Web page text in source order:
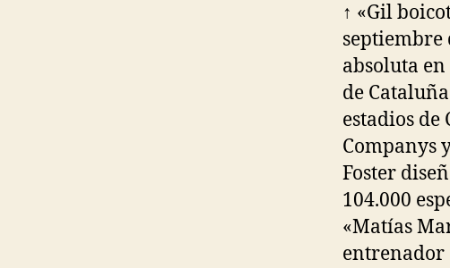
↑ «Gil
septiembre
absoluta
de
estadios de
Companys
Foster
104.000
«Matías
entrenador